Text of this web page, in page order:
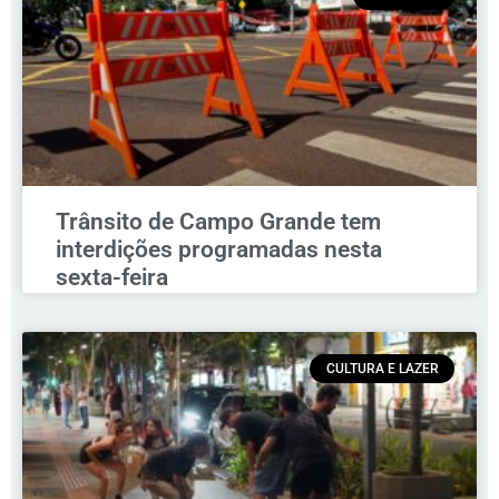
Trânsito de Campo Grande tem
interdições programadas nesta
sexta-feira
CULTURA E LAZER